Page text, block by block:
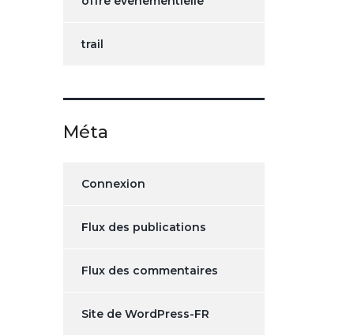
trail
Méta
Connexion
Flux des publications
Flux des commentaires
Site de WordPress-FR